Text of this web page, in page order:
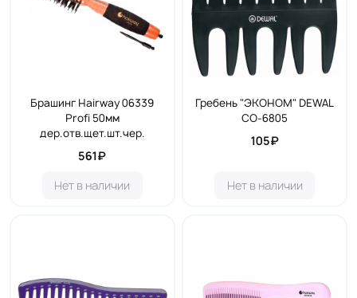
Брашинг Hairway 06339
Profi 50мм
дер.отв.щет.шт.чер.
561₽
Нет в наличии
Гребень "ЭКОНОМ" DEWAL
CO-6805
105₽
Нет в наличии